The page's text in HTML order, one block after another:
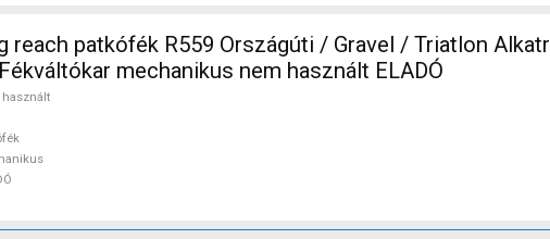
reach patkófék R559 Országúti / Gravel / Triatlon
mechanikus nem használt ELADÓ